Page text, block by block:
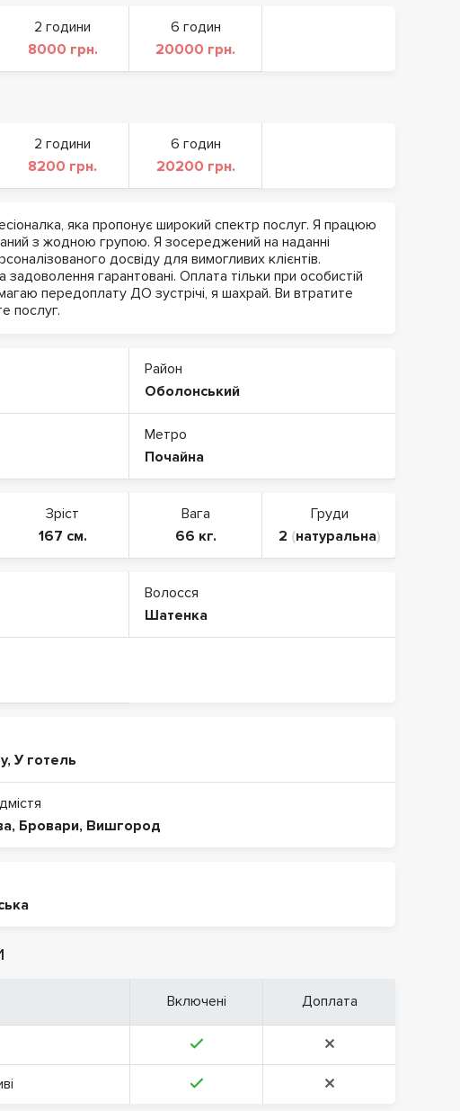
2 години
8000 грн.
6 годин
20000 грн.
2 години
8200 грн.
6 годин
20200 грн.
яка пропонує широкий спектр послуг. Я працюю
з жодною групою. Я зосереджений на наданні
досвіду для вимогливих клієнтів.
задоволення гарантовані. Оплата тільки при особистій
передоплату ДО зустрічі, я шахрай. Ви втратите
послуг.
Район
Оболонський
Метро
Почайна
Зріст
167 см.
Вага
66 кг.
Груди
2 (натуральна)
Волосся
Шатенка
, У готель
, Бровари, Вишгород
Включені Доплата